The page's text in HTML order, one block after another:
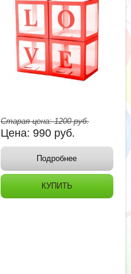
Старая цена:1200руб.
Цена: 990 руб.
Подробнее
КУПИТЬ